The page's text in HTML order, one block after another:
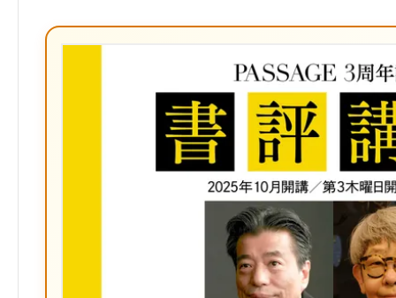
ク
マ
ー
ク